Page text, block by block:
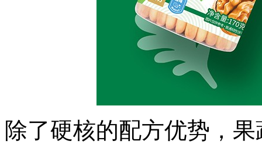
除了硬核的配方优势，